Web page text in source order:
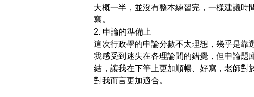
大概一半，並沒有整本練習完，一樣建議時
寫。
2. 申論的準備上
這次行政學的申論分數不太理想，幾乎是靠
我感受到迷失在各理論間的錯覺，但申論題
結，讓我在下筆上更加順暢、好寫，老師對
對我而言更加適合。